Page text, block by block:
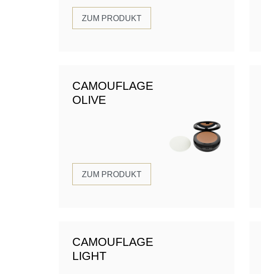
ZUM PRODUKT
CAMOUFLAGE
OLIVE
ZUM PRODUKT
CAMOUFLAGE
LIGHT